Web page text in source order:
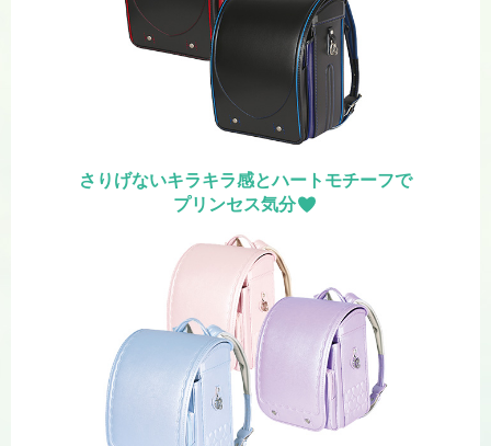
さりげないキラキラ感とハートモチーフで
プリンセス気分